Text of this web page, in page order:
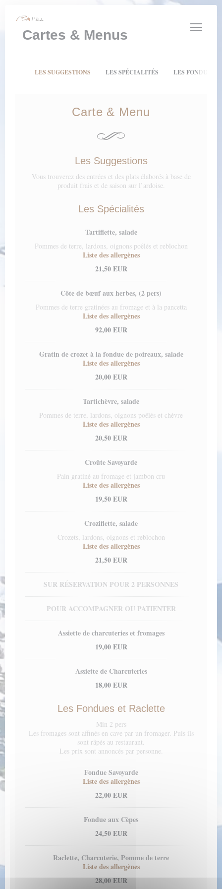
Personnalisation de vos choix en matière de cookies
Cartes & Menus
Carte & Menu
Les Suggestions
Vous trouverez des entrées et des plats élaborés à base de
produit frais et de saison sur l’ardoise.
Les Spécialités
Tartiflette, salade
Pommes de terre, lardons, oignons poêlés et reblochon
Liste des allergènes
21,50 EUR
Côte de bœuf aux herbes, (2 pers)
Pommes de terre gratinées au fromage et à la pancetta
Liste des allergènes
92,00 EUR
Gratin de crozet à la fondue de poireaux, salade
Liste des allergènes
20,00 EUR
Tartichèvre, salade
Pommes de terre, lardons, oignons poêlés et chèvre
Liste des allergènes
20,50 EUR
Croûte Savoyarde
Pain gratiné au fromage et jambon cru
Liste des allergènes
19,50 EUR
Croziflette, salade
Crozets, lardons, oignons et reblochon
Liste des allergènes
21,50 EUR
SUR RÉSERVATION POUR 2 PERSONNES
POUR ACCOMPAGNER OU PATIENTER
Assiette de charcuteries et fromages
19,00 EUR
Assiette de Charcuteries
18,00 EUR
Les Fondues et Raclette
Min 2 pers
Les fromages sont affinés en cave par un fromager. Puis ils
sont râpés au restaurant.
Les prix sont annoncés par personne.
Fondue Savoyarde
Liste des allergènes
22,00 EUR
Fondue aux Cèpes
24,50 EUR
Raclette, Charcuterie, Pomme de terre
Liste des allergènes
28,00 EUR
LES SUGGESTIONS LES SPÉCIALITÉS LES FONDUES